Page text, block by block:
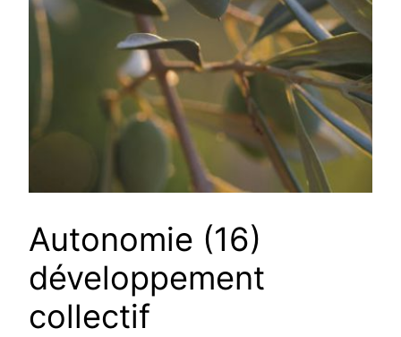
Autonomie (16)
développement
collectif